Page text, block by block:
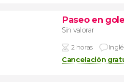
Paseo en
Sin valorar
2 horas
Cancelación